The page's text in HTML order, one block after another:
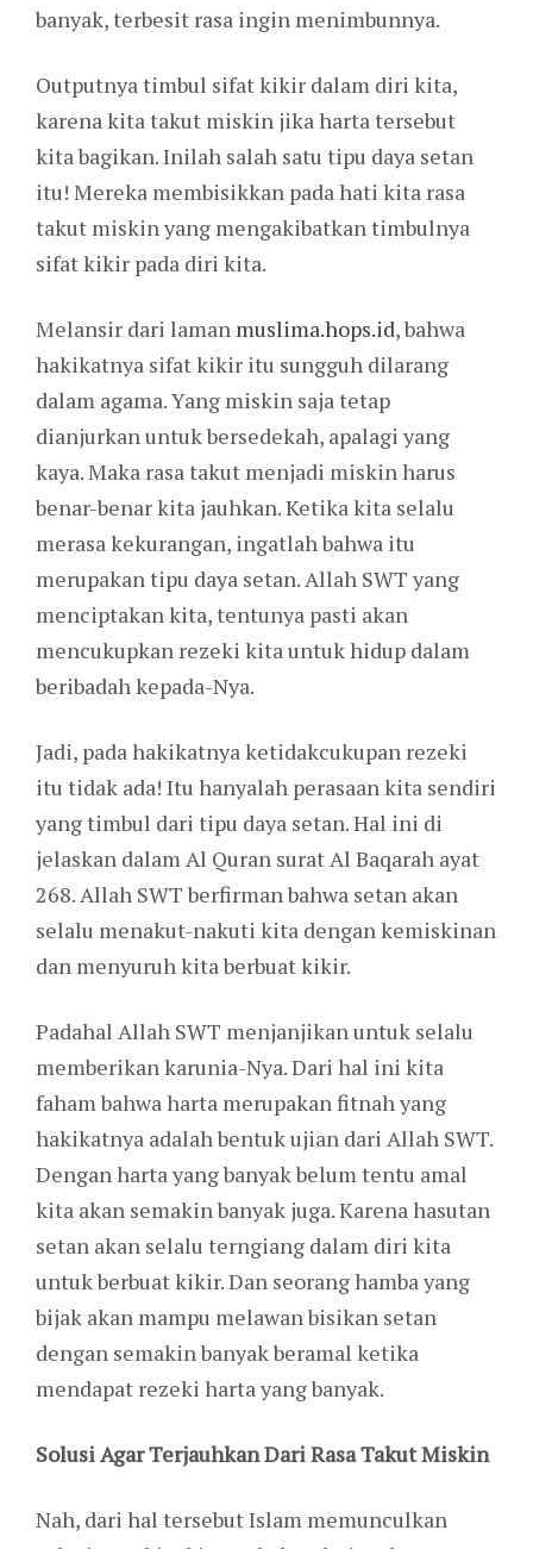
banyak, terbesit rasa ingin menimbunnya.
Outputnya timbul sifat kikir dalam diri kita,
karena kita takut miskin jika harta tersebut
kita bagikan. Inilah salah satu tipu daya setan
itu! Mereka membisikkan pada hati kita rasa
takut miskin yang mengakibatkan timbulnya
sifat kikir pada diri kita.
Melansir dari laman muslima.hops.id, bahwa
hakikatnya sifat kikir itu sungguh dilarang
dalam agama. Yang miskin saja tetap
dianjurkan untuk bersedekah, apalagi yang
kaya. Maka rasa takut menjadi miskin harus
benar-benar kita jauhkan. Ketika kita selalu
merasa kekurangan, ingatlah bahwa itu
merupakan tipu daya setan. Allah SWT yang
menciptakan kita, tentunya pasti akan
mencukupkan rezeki kita untuk hidup dalam
beribadah kepada-Nya.
Jadi, pada hakikatnya ketidakcukupan rezeki
itu tidak ada! Itu hanyalah perasaan kita sendiri
yang timbul dari tipu daya setan. Hal ini di
jelaskan dalam Al Quran surat Al Baqarah ayat
268. Allah SWT berfirman bahwa setan akan
selalu menakut-nakuti kita dengan kemiskinan
dan menyuruh kita berbuat kikir.
Padahal Allah SWT menjanjikan untuk selalu
memberikan karunia-Nya. Dari hal ini kita
faham bahwa harta merupakan fitnah yang
hakikatnya adalah bentuk ujian dari Allah SWT.
Dengan harta yang banyak belum tentu amal
kita akan semakin banyak juga. Karena hasutan
setan akan selalu terngiang dalam diri kita
untuk berbuat kikir. Dan seorang hamba yang
bijak akan mampu melawan bisikan setan
dengan semakin banyak beramal ketika
mendapat rezeki harta yang banyak.
Solusi Agar Terjauhkan Dari Rasa Takut Miskin
Nah, dari hal tersebut Islam memunculkan